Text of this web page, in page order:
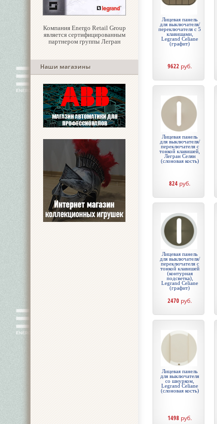
Компания Energo Retail Group
является сертифицированным
партнером группы Легран
Наши магазины
Лицевая панель
для выключателя/
переключателя с 5
клавишами,
Legrand Celiane
(графит)
9622 руб.
Лицевая панель
для выключателя/
переключателя с
тонкой клавишей,
Легран Селян
(слоновая кость)
824 руб.
Лицевая панель
для выключателя/
переключателя с
тонкой клавишей
(контурная
подсветка),
Legrand Celiane
(графит)
2470 руб.
Лицевая панель
для выключателя
со шнурком,
Legrand Celiane
(слоновая кость)
1498 руб.